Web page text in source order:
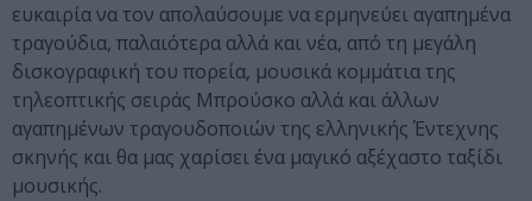
ευκαιρία να τον απολαύσουμε να ερμηνεύει αγαπημένα
τραγούδια, παλαιότερα αλλά και νέα, από τη μεγάλη
δισκογραφική του πορεία, μουσικά κομμάτια της
τηλεοπτικής σειράς Μπρούσκο αλλά και άλλων
αγαπημένων τραγουδοποιών της ελληνικής Έντεχνης
σκηνής και θα μας χαρίσει ένα μαγικό αξέχαστο ταξίδι
μουσικής.